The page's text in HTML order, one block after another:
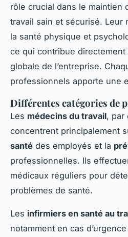
rôle crucial dans le maintien
travail sain et sécurisé. Leur
la santé physique et
ce qui contribue directement
globale de l’entreprise.
professionnels apporte une
Différentes catégories de
Les médecins du travail, par
concentrent principalement
santé des employés et la
professionnelles. Ils
médicaux réguliers pour
problèmes de santé.
Les infirmiers en santé au
notamment en cas